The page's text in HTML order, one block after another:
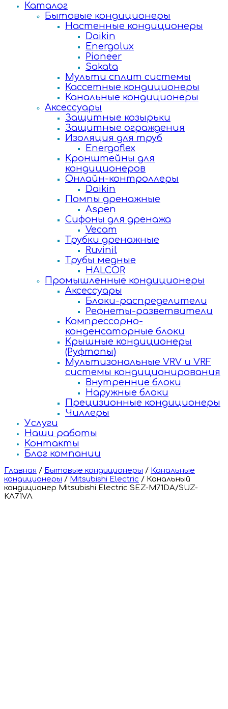
Каталог
Бытовые кондиционеры
Настенные кондиционеры
Daikin
Energolux
Pioneer
Sakata
Мульти сплит системы
Кассетные кондиционеры
Канальные кондиционеры
Аксессуары
Защитные козырьки
Защитные ограждения
Изоляция для труб
Energoflex
Кронштейны для
кондиционеров
Онлайн-контроллеры
Daikin
Помпы дренажные
Aspen
Сифоны для дренажа
Vecam
Трубки дренажные
Ruvinil
Трубы медные
HALCOR
Промышленные кондиционеры
Аксессуары
Блоки-распределители
Рефнеты-разветвители
Компрессорно-
конденсаторные блоки
Крышные кондиционеры
(Руфтопы)
Мультизональные VRV и VRF
системы кондиционирования
Внутренние блоки
Наружные блоки
Прецизионные кондиционеры
Чиллеры
Услуги
Наши работы
Контакты
Блог компании
Главная / Бытовые кондиционеры / Канальные
кондиционеры / Mitsubishi Electric / Канальный
кондиционер Mitsubishi Electric SEZ-M71DA/SUZ-
KA71VA